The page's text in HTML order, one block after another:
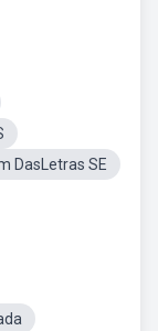
DasLetras SE